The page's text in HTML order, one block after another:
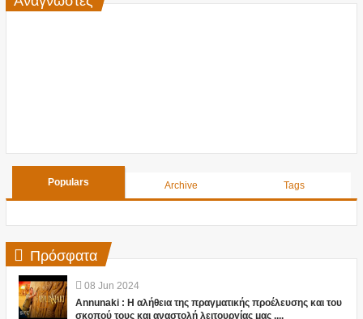
Populars Archive Tags
Πρόσφατα
08 Jun 2024
Annunaki : Η αλήθεια της πραγματικής προέλευσης και του
σκοπού τους και αναστολή λειτουργίας μας ....